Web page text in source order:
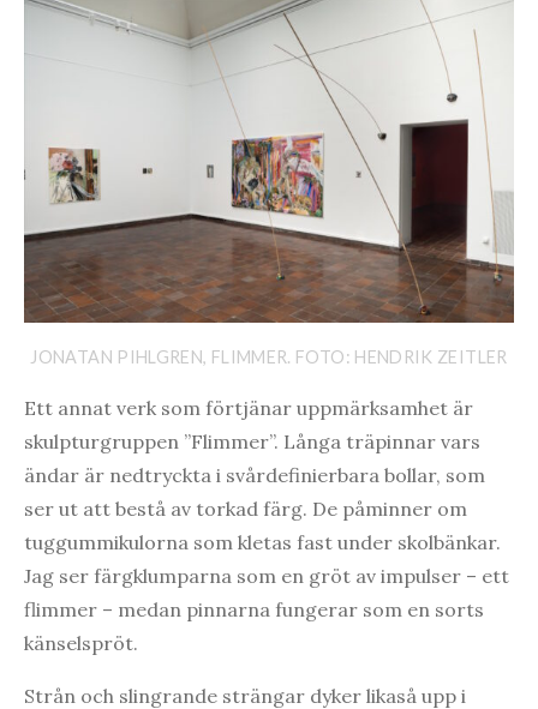
JONATAN PIHLGREN, FLIMMER. FOTO: HENDRIK ZEITLER
Ett annat verk som förtjänar uppmärksamhet är
skulpturgruppen ”Flimmer”. Långa träpinnar vars
ändar är nedtryckta i svårdefinierbara bollar, som
ser ut att bestå av torkad färg. De påminner om
tuggummikulorna som kletas fast under skolbänkar.
Jag ser färgklumparna som en gröt av impulser – ett
flimmer – medan pinnarna fungerar som en sorts
känselspröt.
Strån och slingrande strängar dyker likaså upp i